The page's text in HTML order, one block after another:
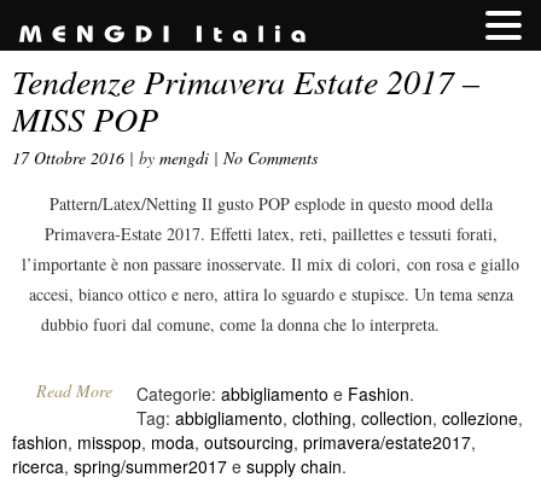
Tendenze Primavera Estate 2017 –
MISS POP
17 Ottobre 2016 | by mengdi | No Comments
Pattern/Latex/Netting Il gusto POP esplode in questo mood della
Primavera-Estate 2017. Effetti latex, reti, paillettes e tessuti forati,
l’importante è non passare inosservate. Il mix di colori, con rosa e giallo
accesi, bianco ottico e nero, attira lo sguardo e stupisce. Un tema senza
dubbio fuori dal comune, come la donna che lo interpreta.
Read More Categorie: abbigliamento e Fashion.
Tag: abbigliamento, clothing, collection, collezione,
fashion, misspop, moda, outsourcing, primavera/estate2017,
ricerca, spring/summer2017 e supply chain.